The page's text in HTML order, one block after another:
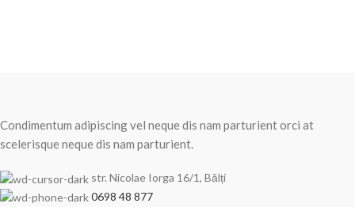
Condimentum adipiscing vel neque dis nam parturient orci at
scelerisque neque dis nam parturient.
str. Nicolae Iorga 16/1, Bălți
0698 48 877